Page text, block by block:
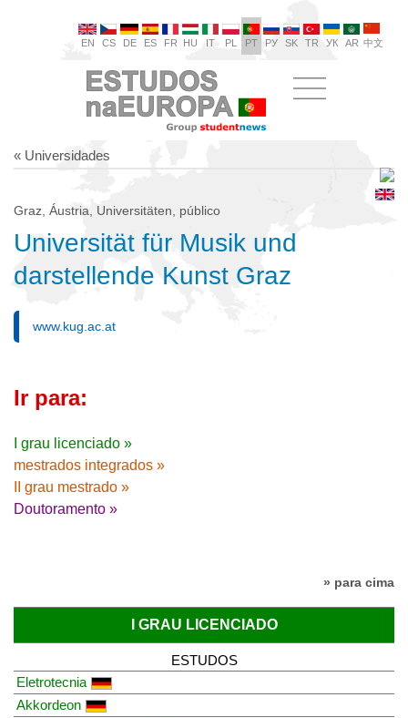
EN CS DE ES FR HU IT PL PT РУ SK TR УК AR 中文
« Universidades
Graz, Áustria, Universitäten, público
Universität für Musik und
darstellende Kunst Graz
www.kug.ac.at
Ir para:
I grau licenciado »
mestrados integrados »
II grau mestrado »
Doutoramento »
» para cima
I GRAU LICENCIADO
ESTUDOS
Eletrotecnia
Akkordeon